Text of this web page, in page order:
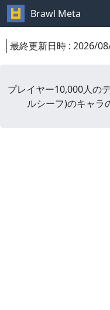
Brawl Meta
最終更新日時 : 2026/
プレイヤー10,000人の
ルシーフ)のキャラ